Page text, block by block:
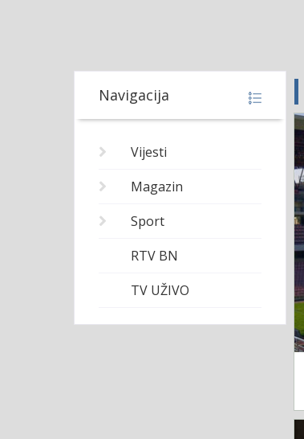
Navigacija
Vijesti
Magazin
Sport
RTV BN
TV UŽIVO